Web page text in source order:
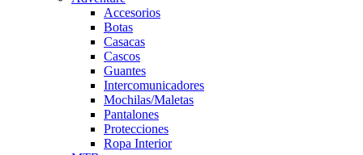
Accesorios
Botas
Casacas
Cascos
Guantes
Intercomunicadores
Mochilas/Maletas
Pantalones
Protecciones
Ropa Interior